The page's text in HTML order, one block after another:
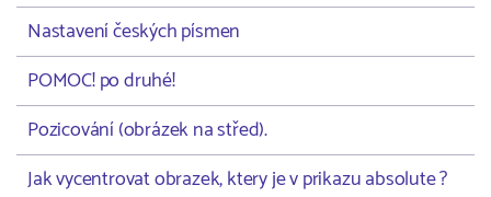
Nastavení českých písmen
POMOC! po druhé!
Pozicování (obrázek na střed).
Jak vycentrovat obrazek, ktery je v prikazu absolute ?